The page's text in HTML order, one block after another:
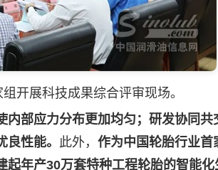
展科技成果综合评审现场。
内部应力分布更加均匀；研发协同共
性能。 此外， 作为中国轮胎行业首
年产30万套特种工程轮胎的智能